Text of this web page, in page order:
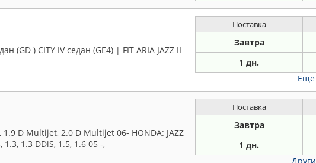
(GD ) CITY IV седан (GE4) | FIT ARIA JAZZ II
Поставка
Завтра
1 дн.
Еще
1.9 D Multijet, 2.0 D Multijet 06- HONDA: JAZZ
1.3, 1.3 DDiS, 1.5, 1.6 05 -,
Поставка
Завтра
1 дн.